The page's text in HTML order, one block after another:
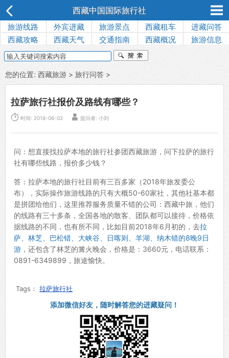
西藏中国国际旅行社
旅游线路 外宾进藏 旅游景点 西藏租车
进藏问答
西藏攻略
西藏天气 交通指南 西藏概况 旅游信息
您的位置: 西藏旅游 > 旅行问答 >
拉萨旅行社报价及路线有哪些？
 时间: 2018-06-02  提问者: 小刘
问：想直接找拉萨本地的旅行社参团西藏旅游，问下拉萨的旅行
社有哪些线路，报价多少钱？
答：拉萨本地的旅行社目前有三百多家（2018年旅发委公
布），实际操作旅游线路的只有大概50-60家社，其他社基本都
是拼团给他们，这里推荐服务质量不错的公司：西藏中旅，他们
的线路有三十多条，全国各地的散客、团队都可以接待，价格依
据线路的不同，也有所不同，比如目前2018年6月初的，去拉
萨、林芝、巴松错、大峡谷、日喀则、羊湖、纳木错的8晚9日
游 ，还包含了林芝的篝火晚会，价格是：3660元，电话联系：
0891-6349899，旅途愉快。
Tags： 拉萨旅行社
添加微信好友，随时解答您的进藏疑问！